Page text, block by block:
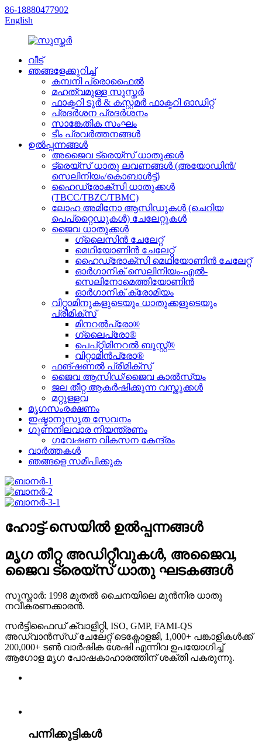
86-18880477902
English
വീട്
ഞങ്ങളേക്കുറിച്ച്
കമ്പനി പ്രൊഫൈൽ
മഹത്വമുള്ള സുസ്തർ
ഫാക്ടറി ടൂർ & കസ്റ്റമർ ഫാക്ടറി ഓഡിറ്റ്
പ്രദർശന പ്രദർശനം
സാങ്കേതിക സംഘം
ടീം പ്രവർത്തനങ്ങൾ
ഉൽപ്പന്നങ്ങൾ
അജൈവ ട്രെയ്‌സ് ധാതുക്കൾ
ട്രെയ്‌സ് ധാതു ലവണങ്ങൾ (അയോഡിൻ/
സെലിനിയം/കൊബാൾട്ട്)
ഹൈഡ്രോക്സി ധാതുക്കൾ
(TBCC/TBZC/TBMC)
ലോഹ അമിനോ ആസിഡുകൾ (ചെറിയ
പെപ്റ്റൈഡുകൾ) ചേലേറ്റുകൾ
ജൈവ ധാതുക്കൾ
ഗ്ലൈസിൻ ചേലേറ്റ്
മെഥിയോണിൻ ചേലേറ്റ്
ഹൈഡ്രോക്സി മെഥിയോണിൻ ചേലേറ്റ്
ഓർഗാനിക് സെലിനിയം-എൽ-
സെലിനോമെത്തിയോണിൻ
ഓർഗാനിക് ക്രോമിയം
വിറ്റാമിനുകളുടെയും ധാതുക്കളുടെയും
പ്രീമിക്സ്
മിനറൽപ്രോ®
ഗ്ലൈപ്രോ®
പെപ്റ്റിമിനറൽ ബൂസ്റ്റ്®
വിറ്റാമിൻപ്രോ®
ഫങ്ഷണൽ പ്രീമിക്സ്
ജൈവ ആസിഡ്/ജൈവ കാൽസ്യം
ജല തീറ്റ ആകർഷിക്കുന്ന വസ്തുക്കൾ
മറ്റുള്ളവ
മൃഗസംരക്ഷണം
ഇഷ്ടാനുസൃത സേവനം
ഗുണനിലവാര നിയന്ത്രണം
ഗവേഷണ വികസന കേന്ദ്രം
വാർത്തകൾ
ഞങ്ങളെ സമീപിക്കുക
ഹോട്ട്-സെയിൽ ഉൽപ്പന്നങ്ങൾ
മൃഗ തീറ്റ അഡിറ്റീവുകൾ, അജൈവ,
ജൈവ ട്രെയ്സ് ധാതു ഘടകങ്ങൾ
സുസ്താർ: 1998 മുതൽ ചൈനയിലെ മുൻനിര ധാതു
നവീകരണക്കാരൻ.
സർട്ടിഫൈഡ് ക്വാളിറ്റി, ISO, GMP, FAMI-QS
അഡ്വാൻസ്ഡ് ചേലേറ്റ് ടെക്നോളജി, 1,000+ പങ്കാളികൾക്ക്
200,000+ ടൺ വാർഷിക ശേഷി എന്നിവ ഉപയോഗിച്ച്
ആഗോള മൃഗ പോഷകാഹാരത്തിന് ശക്തി പകരുന്നു.
പന്നിക്കുട്ടികൾ